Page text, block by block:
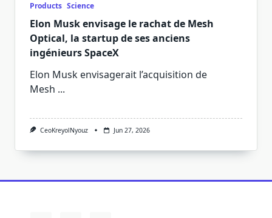
Products Science
Elon Musk envisage le rachat de Mesh
Optical, la startup de ses anciens
ingénieurs SpaceX
Elon Musk envisagerait l’acquisition de
Mesh ...
CeoKreyolNyouz Jun 27, 2026